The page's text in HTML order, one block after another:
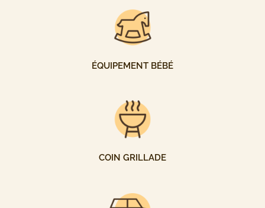
ÉQUIPEMENT BÉBÉ
COIN GRILLADE